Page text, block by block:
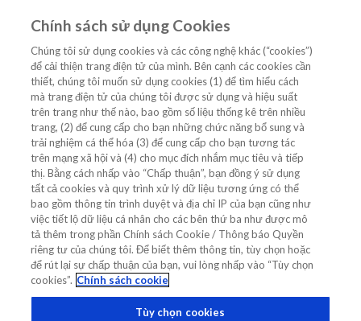
Trang chủ/
Nghiên cứu STRONG-HF: Tăng liều Nhanh trong Phác đồ theo
Hướng dẫn đối với Suy tim
Nghiên cứu STRONG-HF: Tăng liều
Nhanh trong Phác đồ theo Hướng
dẫn đối với Suy tim
QUAN ĐIỂM MỚI NHẤT APSC 2023 STRONG-HF
ACUTE HEART FAILURE
GUIDELINE DIRECTED MEDICAL THERAPY
Chính sách sử dụng Cookies
Chúng tôi sử dụng cookies và các công nghệ khác (“cookies”)
để cải thiện trang điện tử của mình. Bên cạnh các cookies cần
thiết, chúng tôi muốn sử dụng cookies (1) để tìm hiểu cách
mà trang điện tử của chúng tôi được sử dụng và hiệu suất
trên trang như thế nào, bao gồm số liệu thống kê trên nhiều
trang, (2) để cung cấp cho bạn những chức năng bổ sung và
trải nghiệm cá thể hóa (3) để cung cấp cho bạn tương tác
trên mạng xã hội và (4) cho mục đích nhắm mục tiêu và tiếp
thị. Bằng cách nhấp vào “Chấp thuận”, bạn đồng ý sử dụng
tất cả cookies và quy trình xử lý dữ liệu tương ứng có thể
bao gồm thông tin trình duyệt và địa chỉ IP của bạn cũng như
việc tiết lộ dữ liệu cá nhân cho các bên thứ ba như được mô
tả thêm trong phần Chính sách Cookie / Thông báo Quyền
riêng tư của chúng tôi. Để biết thêm thông tin, tùy chọn hoặc
để rút lại sự chấp thuận của bạn, vui lòng nhấp vào “Tùy chọn
cookies”. Chính sách cookie
Tùy chọn cookies